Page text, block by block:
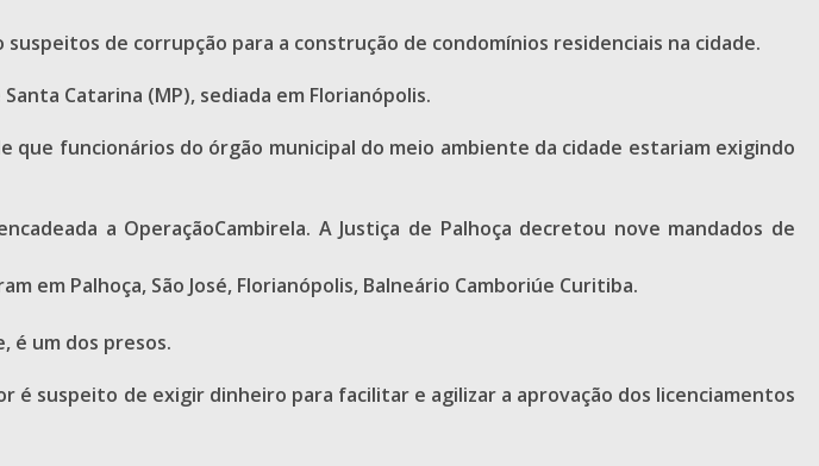
de corrupção para a construção de condomínios residenciais na cidade.
Catarina (MP), sediada em Florianópolis.
que funcionários do órgão municipal do meio ambiente da cidade estariam exigindo
a OperaçãoCambirela. A Justiça de Palhoça decretou nove mandados de
em Palhoça, São José, Florianópolis, Balneário Camboriúe Curitiba.
é um dos presos.
suspeito de exigir dinheiro para facilitar e agilizar a aprovação dos licenciamentos